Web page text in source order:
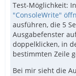
Test-Möglichkeit:
"ConsoleWrite"
ausführen, die 5
Ausgabefenster
doppelklicken, in
bestimmten Zeile
Bei mir sieht die